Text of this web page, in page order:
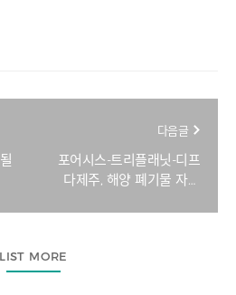
다음글
포어시스-트리플래닛-디프
다제주, 해양 폐기물 자원
LIST MORE